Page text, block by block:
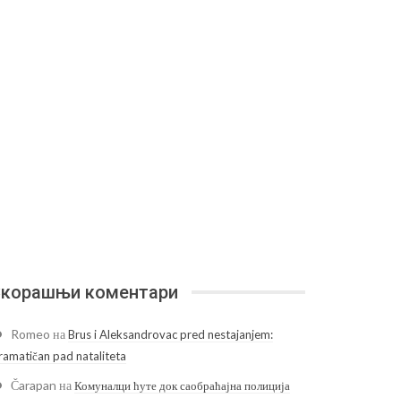
коментари
Romeo наBrus i Aleksandrovac pred nestajanjem:
pad nataliteta
Čarapan наКомуналци ћуте док саобраћајна полиција